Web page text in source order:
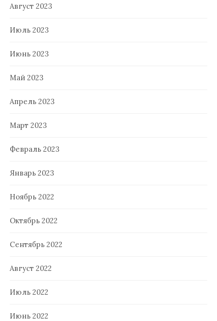
Август 2023
Июль 2023
Июнь 2023
Май 2023
Апрель 2023
Март 2023
Февраль 2023
Январь 2023
Ноябрь 2022
Октябрь 2022
Сентябрь 2022
Август 2022
Июль 2022
Июнь 2022